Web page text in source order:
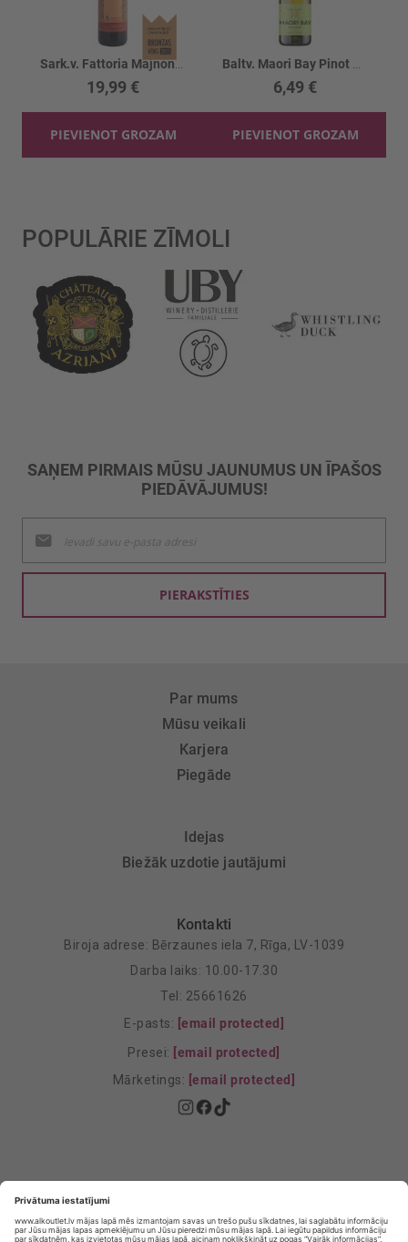
Sark.v. Fattoria Majnoni Chianti Riserva 14%
19,99 €
PIEVIENOT GROZAM
6,49 €
PIEVIENOT GROZAM
POPULĀRIE ZĪMOLI
SAŅEM PIRMAIS MŪSU JAUNUMUS UN ĪPAŠOS
PIEDĀVĀJUMUS!
jaunumu
saņemšanai:
PIERAKSTĪTIES
Par mums
Mūsu veikali
Karjera
Piegāde
Idejas
Biežāk uzdotie jautājumi
Kontakti
Biroja adrese: Bērzaunes iela 7, Rīga, LV-1039
Darba laiks: 10.00-17.30
Tel: 25661626
E-pasts: [email protected]
Presei: [email protected]
Mārketings: [email protected]
Privātuma Iestatījumi